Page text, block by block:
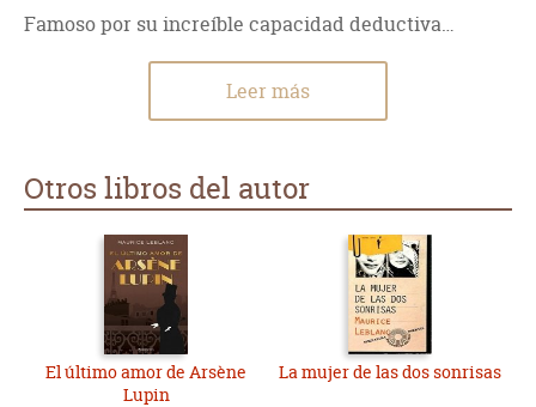
Famoso por su increíble capacidad deductiva…
Leer más
Otros libros del autor
El último amor de Arsène
Lupin
La mujer de las dos sonrisas